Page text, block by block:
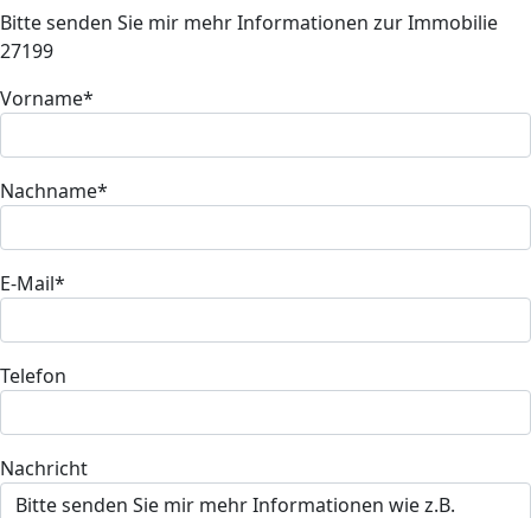
Bitte senden Sie mir mehr Informationen zur Immobilie
27199
Vorname*
Nachname*
E-Mail*
Telefon
Nachricht